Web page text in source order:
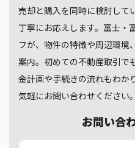
売却と購入を同時に検討して
丁寧にお応えします。富士・
フが、物件の特徴や周辺環境
案内。初めての不動産取引で
金計画や手続きの流れもわか
気軽にお問い合わせください。
お問い合